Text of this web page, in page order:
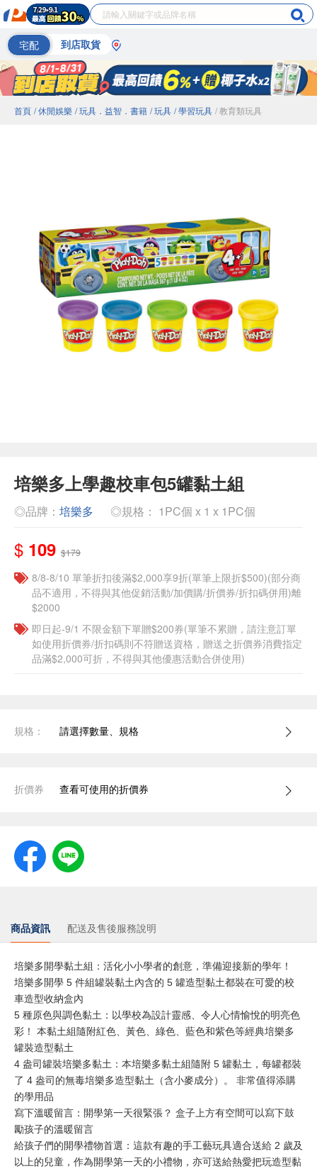
宅配 到店取貨
首頁 / 休閒娛樂 / 玩具．益智．書籍 / 玩具 / 學習玩具 / 教育類玩具
培樂多上學趣校車包5罐黏土組
◎品牌： 培樂多 ◎規格： 1PC個 x 1 x 1PC個
$ 109 $179
8/8-8/10 單筆折扣後滿$2,000享9折(單筆上限折$500)(部分商
品不適用，不得與其他促銷活動/加價購/折價券/折扣碼併用)離
$2000
即日起-9/1 不限金額下單贈$200券(單筆不累贈，請注意訂單
如使用折價券/折扣碼則不符贈送資格，贈送之折價券消費指定
品滿$2,000可折，不得與其他優惠活動合併使用)
規格： 請選擇數量、規格
折價券 查看可使用的折價券
商品資訊 配送及售後服務說明
培樂多開學黏土組：活化小小學者的創意，準備迎接新的學年！
培樂多開學 5 件組罐裝黏土內含的 5 罐造型黏土都裝在可愛的校
車造型收納盒內
5 種原色與調色黏土：以學校為設計靈感、令人心情愉悅的明亮色
彩！ 本黏土組隨附紅色、黃色、綠色、藍色和紫色等經典培樂多
罐裝造型黏土
4 盎司罐裝培樂多黏土：本培樂多黏土組隨附 5 罐黏土，每罐都裝
了 4 盎司的無毒培樂多造型黏土（含小麥成分）。 非常值得添購
的學用品
寫下溫暖留言：開學第一天很緊張？ 盒子上方有空間可以寫下鼓
勵孩子的溫暖留言
給孩子們的開學禮物首選：這款有趣的手工藝玩具適合送給 2 歲及
以上的兒童，作為開學第一天的小禮物，亦可送給熱愛把玩造型黏